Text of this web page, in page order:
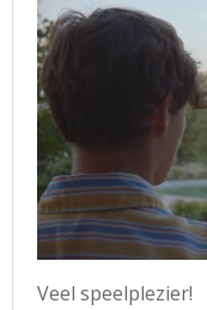
Veel speelplezier!